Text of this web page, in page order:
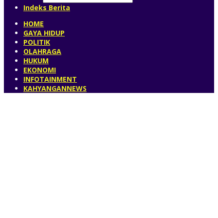
Indeks Berita
HOME
GAYA HIDUP
POLITIK
OLAHRAGA
HUKUM
EKONOMI
INFOTAINMENT
KAHYANGANNEWS